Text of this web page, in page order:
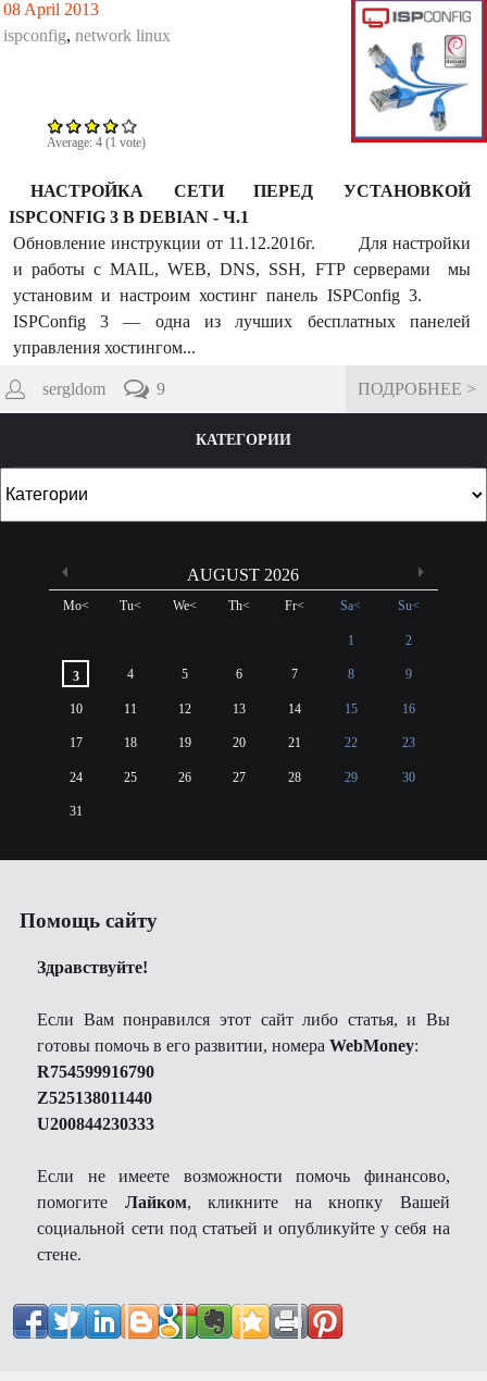
08 April 2013
ispconfig, network linux
Average: 4 (1 vote)
НАСТРОЙКА СЕТИ ПЕРЕД УСТАНОВКОЙ
ISPCONFIG 3 В DEBIAN - Ч.1
Обновление инструкции от 11.12.2016г. Для настройки
и работы с MAIL, WEB, DNS, SSH, FTP серверами мы
установим и настроим хостинг панель ISPConfig 3.
ISPConfig 3 — одна из лучших бесплатных панелей
управления хостингом...
sergldom ПОДРОБНЕЕ >
9
КАТЕГОРИИ
Mo< Tu< We< Th< Fr< Sa< Su<
1 2
3 4 5 6 7 8 9
10 11 12 13 14 15 16
17 18 19 20 21 22 23
24 25 26 27 28 29 30
31
AUGUST 2026
Помощь сайту
Здравствуйте!
Если Вам понравился этот сайт либо статья, и Вы
готовы помочь в его развитии, номераWebMoney:
R754599916790
Z525138011440
U200844230333
Если не имеете возможности помочь финансово,
помогите Лайком, кликните на кнопку Вашей
социальной сети под статьей и опубликуйте у себя на
стене.